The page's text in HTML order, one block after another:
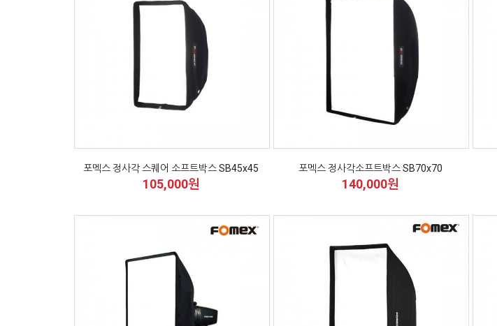
포멕스 정사각 스퀘어 소프트박스 SB45x45
105,000원
포멕스 정사각소프트박스 SB70x70
140,000원